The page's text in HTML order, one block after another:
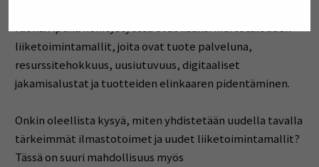
ruoka. Apuna kehitystyössä ovat lisäksi kiertotalouden
liiketoimintamallit, joita ovat tuote palveluna,
resurssitehokkuus, uusiutuvuus, digitaaliset
jakamisalustat ja tuotteiden elinkaaren pidentäminen.
Onkin oleellista kysyä, miten yhdistetään uudella tavalla
tärkeimmät ilmastotoimet ja uudet liiketoimintamallit?
Tässä on suuri mahdollisuus myös